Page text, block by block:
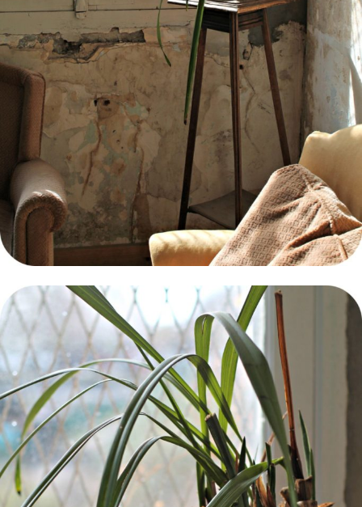
REJOIGNEZTHE FUNKY FRESH CLUB
ET OBTENEZ 10% SUR VOTRE
PREMIÈRE COMMANDE !